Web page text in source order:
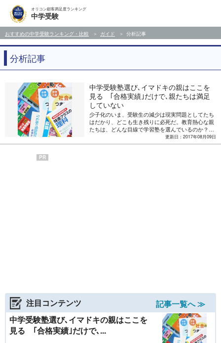
オリコン顧客満足度ランキング
中学受験
おすすめの中学受験ランキング・比較 ガイド 分析記事
分析記事
中学受験塾選び､イマドキの親はここを
見る ｢合格実績｣だけで､親たちは満足
していない
少子化のいま、受験生の減少は現実問題としてたち
はだかり、どこも生き残りに必死だ。教育熱心な親
たちは、どんな目線で学習塾を選んでいるのか？
オリコン日本顧客満足度調査が先ごろ発表した、中
学受験塾に関する調査結果を紐解きたい。
更新日：2017年08月09日
PR
注目コンテンツ
記事一覧へ ≫
中学受験塾選び､イマドキの親はここを
見る ｢合格実績｣だけで､...